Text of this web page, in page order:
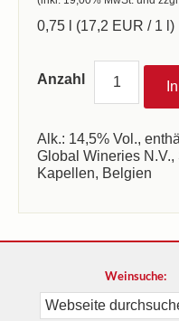
0,75 l (17,2 EUR / 1 l)
Anzahl
Alk.: 14,5% Vol.,
Global Wineries
Kapellen, Belgien
Weinsuche: